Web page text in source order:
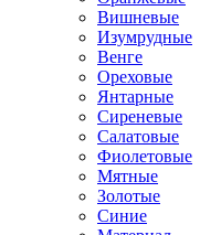
Вишневые
Изумрудные
Венге
Ореховые
Янтарные
Сиреневые
Салатовые
Фиолетовые
Мятные
Золотые
Синие